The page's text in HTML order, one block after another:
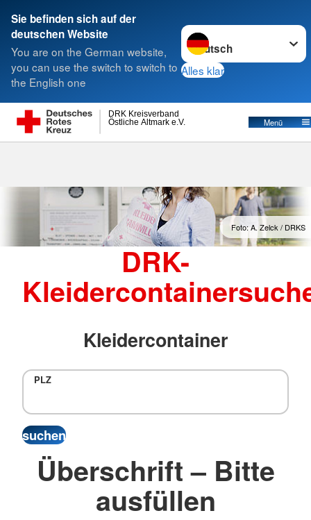
Sie befinden sich auf der
deutschen Website
You are on the German website,
you can use the switch to switch to
the English one
Sprache wechseln zu
Alles klar
Östliche Altmark e.V.
DRK Kreisverband
Menü
Suche
Foto: A. Zelck / DRKS
DRK-
Kleidercontainer
PLZ
Überschrift – Bitte
ausfüllen